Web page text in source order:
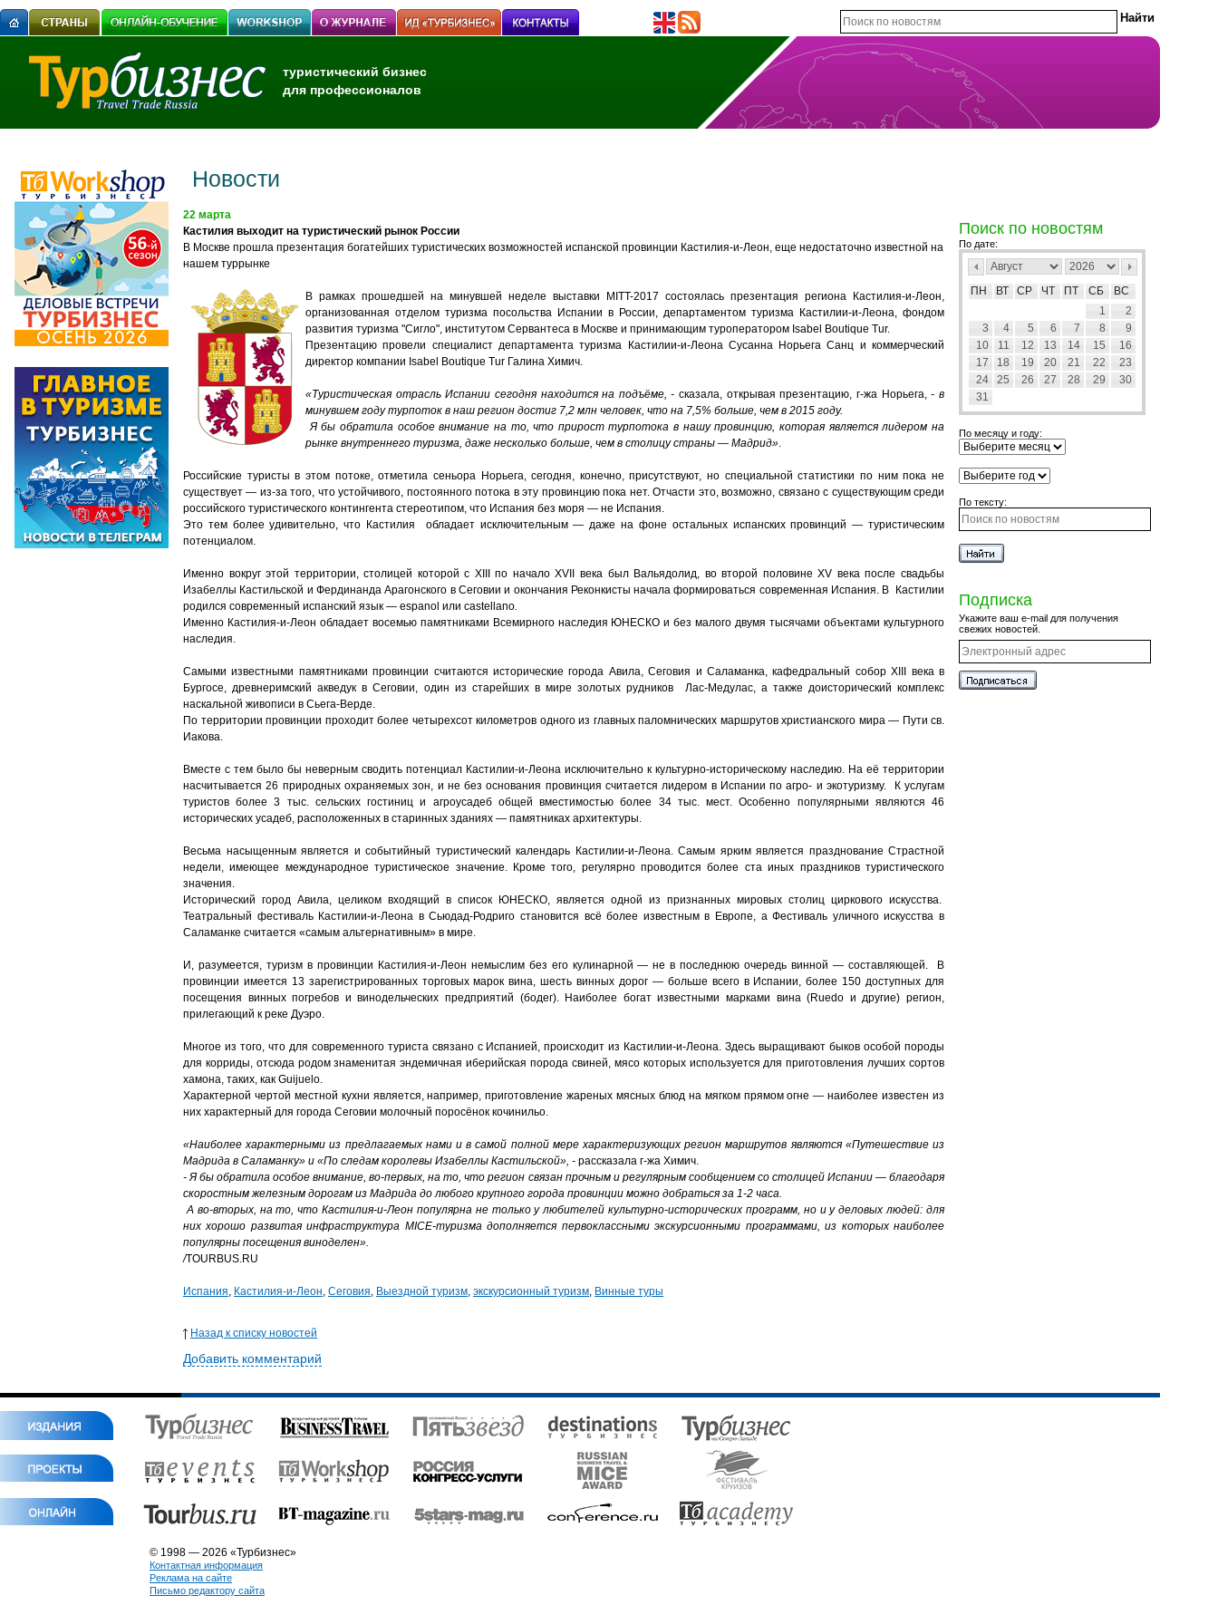
туристический бизнес
для профессионалов
Новости
22 марта
Кастилия выходит на туристический рынок России
В Москве прошла презентация богатейших туристических возможностей испанской провинции Кастилия-и-Леон, еще недостаточно известной на
нашем туррынке
В рамках прошедшей на минувшей неделе выставки MITT-2017 состоялась презентация региона Кастилия-и-Леон,
организованная отделом туризма посольства Испании в России, департаментом туризма Кастилии-и-Леона, фондом
развития туризма "Сигло", институтом Сервантеса в Москве и принимающим туроператором Isabel Boutique Tur.
Презентацию провели специалист департамента туризма Кастилии-и-Леона Сусанна Норьега Санц и коммерческий
директор компании Isabel Boutique Tur Галина Химич.
«Туристическая отрасль Испании сегодня находится на подъёме, -сказала, открывая презентацию, г-жа Норьега,- в
минувшем году турпоток в наш регион достиг 7,2 млн человек, что на 7,5% больше, чем в 2015 году.
Я бы обратила особое внимание на то, что прирост турпотока в нашу провинцию, которая является лидером на
рынке внутреннего туризма, даже несколько больше, чем в столицу страны — Мадрид».
Российские туристы в этом потоке, отметила сеньора Норьега, сегодня, конечно, присутствуют, но специальной статистики по ним пока не
существует — из-за того, что устойчивого, постоянного потока в эту провинцию пока нет. Отчасти это, возможно, связано с существующим среди
российского туристического контингента стереотипом, что Испания без моря — не Испания.
Это тем более удивительно, что Кастилия обладает исключительным — даже на фоне остальных испанских провинций — туристическим
потенциалом.
Именно вокруг этой территории, столицей которой с XIII по начало XVII века был Вальядолид, во второй половине XV века после свадьбы
Изабеллы Кастильской и Фердинанда Арагонского в Сеговии и окончания Реконкисты начала формироваться современная Испания. В Кастилии
родился современный испанский язык — espanol или castellano.
Именно Кастилия-и-Леон обладает восемью памятниками Всемирного наследия ЮНЕСКО и без малого двумя тысячами объектами культурного
наследия.
Самыми известными памятниками провинции считаются исторические города Авила, Сеговия и Саламанка, кафедральный собор XIII века в
Бургосе, древнеримский акведук в Сеговии, один из старейших в мире золотых рудников Лас-Медулас, а также доисторический комплекс
наскальной живописи в Сьега-Верде.
По территории провинции проходит более четырехсот километров одного из главных паломнических маршрутов христианского мира — Пути св.
Иакова.
Вместе с тем было бы неверным сводить потенциал Кастилии-и-Леона исключительно к культурно-историческому наследию. На её территории
насчитывается 26 природных охраняемых зон, и не без основания провинция считается лидером в Испании по агро- и экотуризму. К услугам
туристов более 3 тыс. сельских гостиниц и агроусадеб общей вместимостью более 34 тыс. мест. Особенно популярными являются 46
исторических усадеб, расположенных в старинных зданиях — памятниках архитектуры.
Весьма насыщенным является и событийный туристический календарь Кастилии-и-Леона. Самым ярким является празднование Страстной
недели, имеющее международное туристическое значение. Кроме того, регулярно проводится более ста иных праздников туристического
значения.
Исторический город Авила, целиком входящий в список ЮНЕСКО, является одной из признанных мировых столиц циркового искусства.
Театральный фестиваль Кастилии-и-Леона в Сьюдад-Родриго становится всё более известным в Европе, а Фестиваль уличного искусства в
Саламанке считается «самым альтернативным» в мире.
И, разумеется, туризм в провинции Кастилия-и-Леон немыслим без его кулинарной — не в последнюю очередь винной — составляющей. В
провинции имеется 13 зарегистрированных торговых марок вина, шесть винных дорог — больше всего в Испании, более 150 доступных для
посещения винных погребов и винодельческих предприятий (бодег). Наиболее богат известными марками вина (Ruedo и другие) регион,
прилегающий к реке Дуэро.
Многое из того, что для современного туриста связано с Испанией, происходит из Кастилии-и-Леона. Здесь выращивают быков особой породы
для корриды, отсюда родом знаменитая эндемичная иберийская порода свиней, мясо которых используется для приготовления лучших сортов
хамона, таких, как Guijuelo.
Характерной чертой местной кухни является, например, приготовление жареных мясных блюд на мягком прямом огне — наиболее известен из
них характерный для города Сеговии молочный поросёнок кочинильо.
«Наиболее характерными из предлагаемых нами и в самой полной мере характеризующих регион маршрутов являются «Путешествие из
Мадрида в Саламанку» и «По следам королевы Изабеллы Кастильской», - рассказала г-жа Химич.
- Я бы обратила особое внимание, во-первых, на то, что регион связан прочным и регулярным сообщением со столицей Испании — благодаря
скоростным железным дорогам из Мадрида до любого крупного города провинции можно добраться за 1-2 часа.
А во-вторых, на то, что Кастилия-и-Леон популярна не только у любителей культурно-исторических программ, но и у деловых людей: для
них хорошо развитая инфраструктура MICE-туризма дополняется первоклассными экскурсионными программами, из которых наиболее
популярны посещения виноделен».
/TOURBUS.RU
Испания, Кастилия-и-Леон, Сеговия, Выездной туризм, экскурсионный туризм, Винные туры
Назад к списку новостей
Добавить комментарий
Поиск по новостям
По дате:
ПН ВТ СР ЧТ ПТ СБ
ВС
1
2
3
4 5 6 7 8
9
10
11 12 13 14 15
16
17
18 19 20 21 22
23
24
25 26 27 28 29
30
31
По месяцу и году:
По тексту:
Подписка
Укажите ваш e-mail для получения
свежих новостей.
© 1998 — 2026 «Турбизнес»
Контактная информация
Реклама на сайте
Письмо редактору сайта